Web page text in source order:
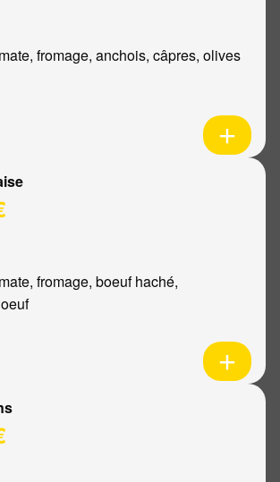
fromage, anchois, câpres, olives
fromage, boeuf haché,